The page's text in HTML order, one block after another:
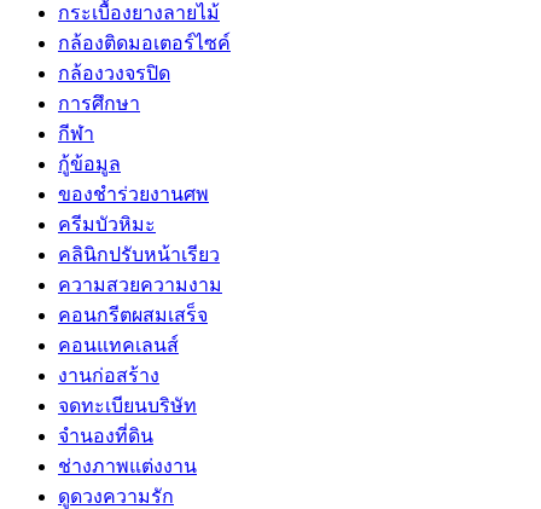
กระเบื้องยางลายไม้
กล้องติดมอเตอร์ไซค์
กล้องวงจรปิด
การศึกษา
กีฬา
กู้ข้อมูล
ของชำร่วยงานศพ
ครีมบัวหิมะ
คลินิกปรับหน้าเรียว
ความสวยความงาม
คอนกรีตผสมเสร็จ
คอนแทคเลนส์
งานก่อสร้าง
จดทะเบียนบริษัท
จำนองที่ดิน
ช่างภาพแต่งงาน
ดูดวงความรัก